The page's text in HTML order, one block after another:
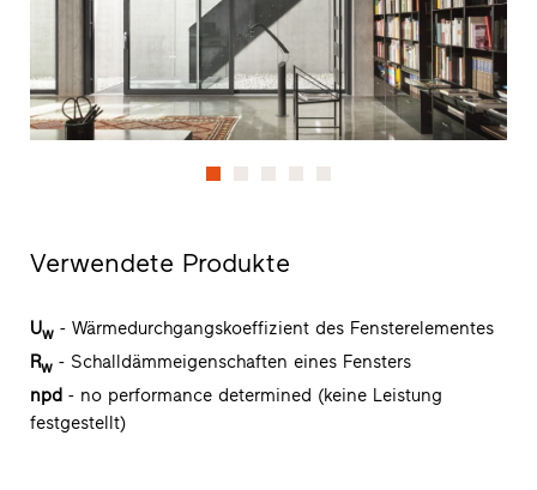
Verwendete Produkte
Uw- Wärmedurchgangskoeffizient des Fensterelementes
Rw- Schalldämmeigenschaften eines Fensters
npd- no performance determined (keine Leistung
festgestellt)